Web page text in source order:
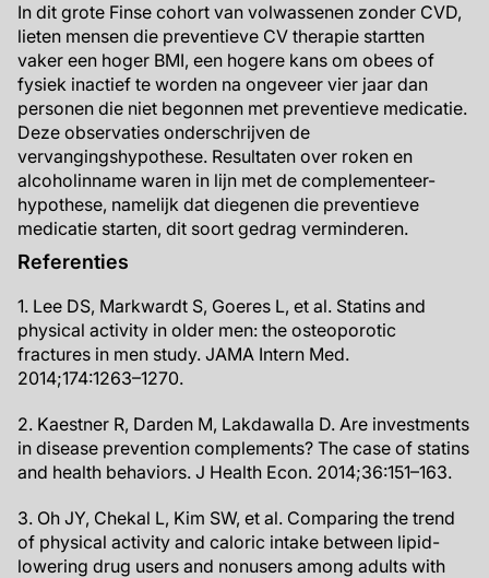
In dit grote Finse cohort van volwassenen zonder CVD,
lieten mensen die preventieve CV therapie startten
vaker een hoger BMI, een hogere kans om obees of
fysiek inactief te worden na ongeveer vier jaar dan
personen die niet begonnen met preventieve medicatie.
Deze observaties onderschrijven de
vervangingshypothese. Resultaten over roken en
alcoholinname waren in lijn met de complementeer-
hypothese, namelijk dat diegenen die preventieve
medicatie starten, dit soort gedrag verminderen.
Referenties
1. Lee DS, Markwardt S, Goeres L, et al. Statins and
physical activity in older men: the osteoporotic
fractures in men study. JAMA Intern Med.
2014;174:1263–1270.
2. Kaestner R, Darden M, Lakdawalla D. Are investments
in disease prevention complements? The case of statins
and health behaviors. J Health Econ. 2014;36:151–163.
3. Oh JY, Chekal L, Kim SW, et al. Comparing the trend
of physical activity and caloric intake between lipid-
lowering drug users and nonusers among adults with